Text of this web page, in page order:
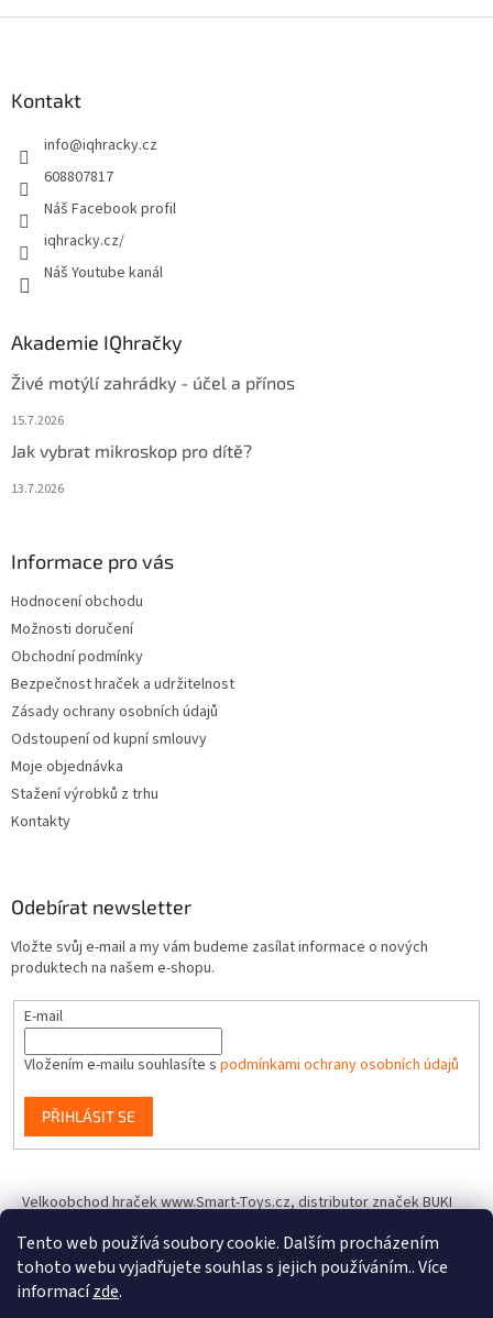
Tento web používá soubory cookie. Dalším procházením
tohoto webu vyjadřujete souhlas s jejich používáním.. Více
informacízde.
Kontakt
info@iqhracky.cz
608807817
Náš Facebook profil
iqhracky.cz/
Náš Youtube kanál
Akademie IQhračky
Živé motýlí zahrádky - účel a přínos
15.7.2026
Jak vybrat mikroskop pro dítě?
13.7.2026
Informace pro vás
Hodnocení obchodu
Možnosti doručení
Obchodní podmínky
Bezpečnost hraček a udržitelnost
Zásady ochrany osobních údajů
Odstoupení od kupní smlouvy
Moje objednávka
Stažení výrobků z trhu
Kontakty
Odebírat newsletter
Vložte svůj e-mail a my vám budeme zasílat informace o nových
produktech na našem e-shopu.
E-mail
Vložením e-mailu souhlasíte s podmínkami ochrany osobních údajů
PŘIHLÁSIT SE
Velkoobchod hraček www.Smart-Toys.cz, distributor značek BUKI